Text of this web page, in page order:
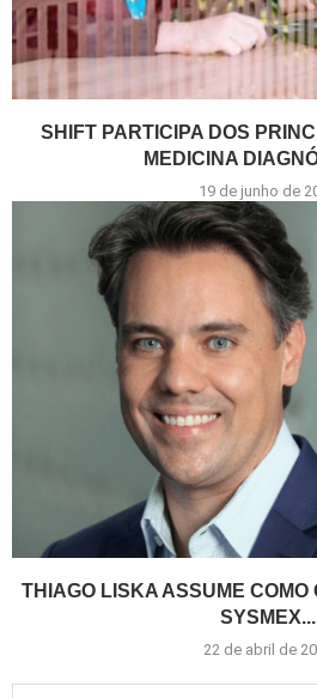
SHIFT PARTICIPA DOS
MEDICINA
19 de junho de
THIAGO LISKA ASSUME
SYSMEX...
22 de abril de